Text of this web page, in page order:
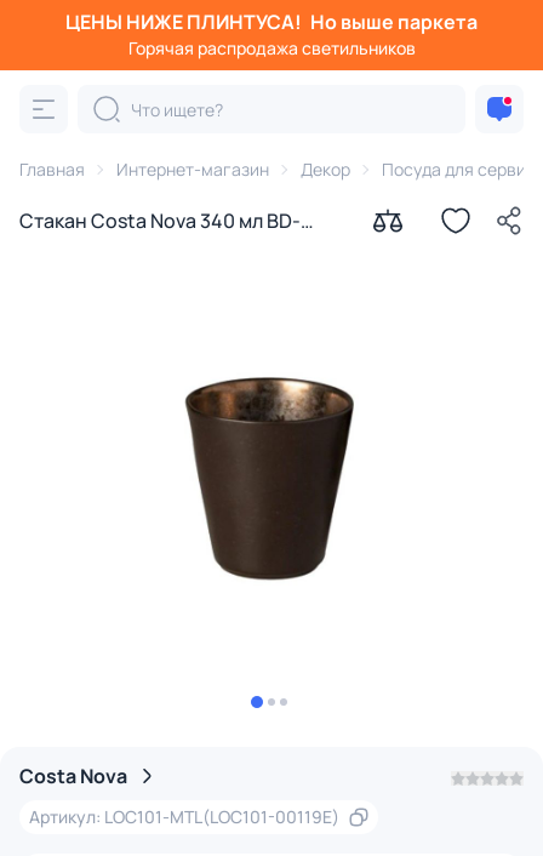
ЦЕНЫ НИЖЕ ПЛИНТУСА! Но выше паркета
Горячая распродажа светильников
Главная Интернет-магазин Декор Посуда для
Стакан Costa Nova 340 мл BD-
Costa Nova
Артикул: LOC101-MTL(LOC101-00119E)